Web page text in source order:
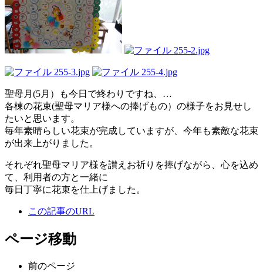
聖母月(5月）も今日で終わりですね、…
各棟の花束(聖母マリア様への捧げもの）の様子をお見せし
たいと思います。
毎年素晴らしい花束が完成していますが、今年も素敵な花束
が出来上がりました。
それぞれ聖母マリア様を讃えお祈りを捧げながら、心を込め
て、利用者の方と一緒に
毎日丁寧に花束を仕上げました。
この記事のURL
ページ移動
前のページ